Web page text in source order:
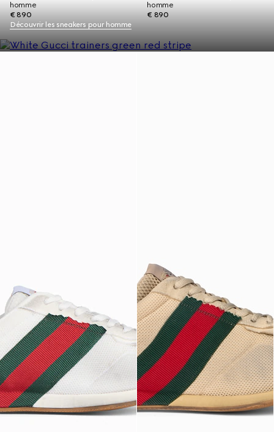
homme
€ 890
homme
€ 890
Découvrir les sneakers pour homme